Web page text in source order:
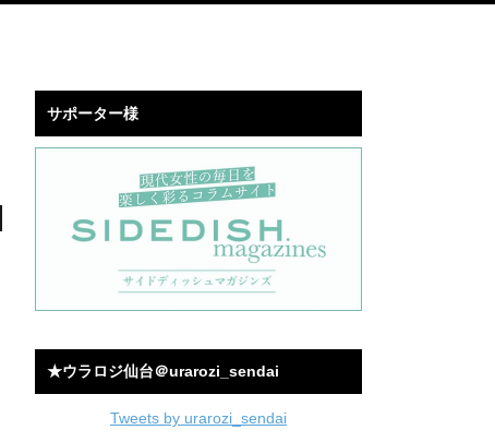
サポーター様
★ウラロジ仙台＠urarozi_sendai
Tweets by urarozi_sendai